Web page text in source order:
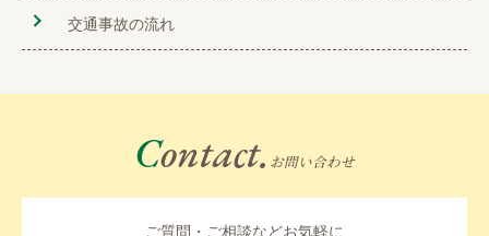
交通事故の流れ
Contact. お問い合わせ
ご質問・ご相談などお気軽に